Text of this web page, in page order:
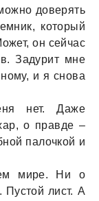
доверять
который
он сейчас
Задурит мне
и я снова
нет. Даже
о правде –
палочкой и
мире. Ни о
лист. А